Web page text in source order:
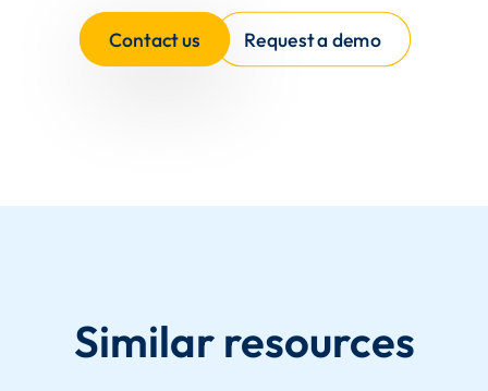
Contact us Request a demo
Similar resources